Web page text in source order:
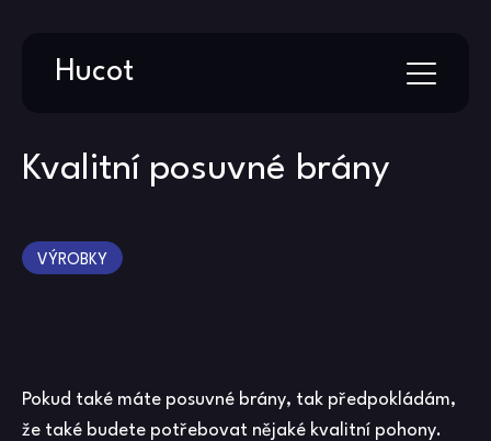
Hucot
Kvalitní posuvné brány
VÝROBKY
Pokud také máte posuvné brány, tak předpokládám,
že také budete potřebovat nějaké kvalitní pohony.